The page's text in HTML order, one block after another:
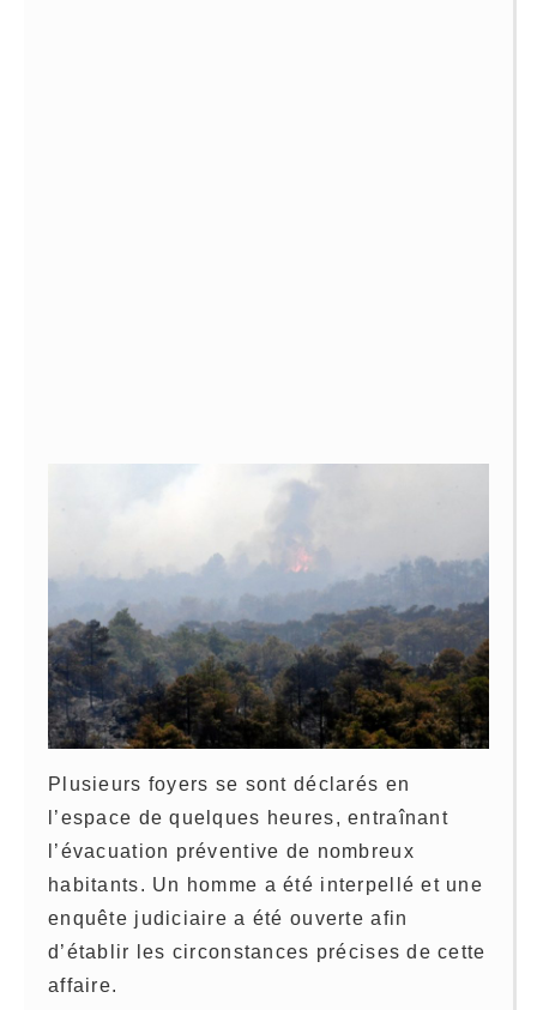
Plusieurs foyers se sont déclarés en
l’espace de quelques heures, entraînant
l’évacuation préventive de nombreux
habitants. Un homme a été interpellé et une
enquête judiciaire a été ouverte afin
d’établir les circonstances précises de cette
affaire.